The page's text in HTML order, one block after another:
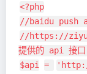
<?php
//baidu push
//https://
提供的 api 接口
$api =